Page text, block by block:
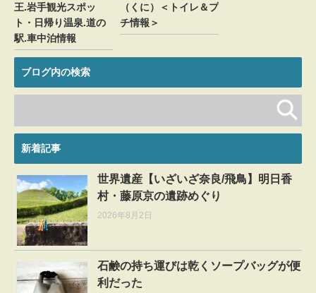
王.岩手観光スポッ
ト・日帰り温泉.道の
駅.車中泊情報
（くに）＜トイレ＆プ
チ情報＞
ブログ内の検索
新着記事
世界遺産【いざいざ奈良/飛鳥】明日香
村・藤原京の遺跡めぐり
2026年8月2日
石鹸の持ち運びは乾くソープバッグが便
利だった